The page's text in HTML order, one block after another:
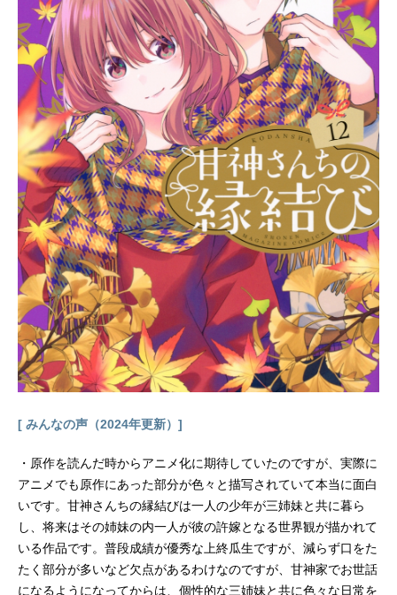
いになれるらしい放送形態TVアニメ
スケジュール2024年1月10日
（水）〜2024年3月27日（水）テレ
ビ東京ほか話数全12話キャスト安達
清：小林千晃黒沢優一：鈴木崚汰柘
植将人：古川慎綿矢湊：佐藤元六角
祐太：白井悠介藤崎希：小清水亜美
スタッフ原作：豊田悠（掲載「ガン
ガンpixiv」スクウェア・エニックス
刊）監督：奥田佳子キャラクターデ
ザイン：岸田隆宏シリーズ構成：金
春智子美術設定：古宮陽子美術監
督：佐藤豪志色彩設計：中山久美子
撮影監督：久保田淳編集：兼重涼子
音響監督：宮村優子音響効果：小山
健二音響制作：ダックスプロダクシ
ョン音楽：長谷川智樹音楽制作：エ
イ...
[ みんなの声（2024年更新）]
・原作を読んだ時からアニメ化に期待していたのですが、実際に
アニメでも原作にあった部分が色々と描写されていて本当に面白
いです。甘神さんちの縁結びは一人の少年が三姉妹と共に暮ら
し、将来はその姉妹の内一人が彼の許嫁となる世界観が描かれて
いる作品です。普段成績が優秀な上終瓜生ですが、減らず口をた
たく部分が多いなど欠点があるわけなのですが、甘神家でお世話
になるようになってからは、個性的な三姉妹と共に色々な日常を